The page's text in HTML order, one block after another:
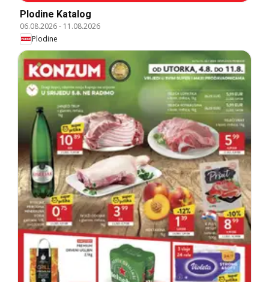
Plodine Katalog
06.08.2026- 11.08.2026
Plodine